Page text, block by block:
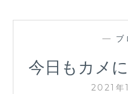
— ブ
今日もカメ
2021年